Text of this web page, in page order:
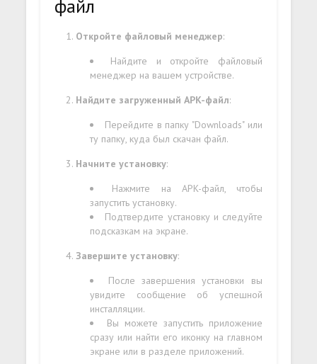
файл
Откройте файловый менеджер:
Найдите и откройте файловый
менеджер на вашем устройстве.
Найдите загруженный APK-файл:
Перейдите в папку "Downloads" или
ту папку, куда был скачан файл.
Начните установку:
Нажмите на APK-файл, чтобы
запустить установку.
Подтвердите установку и следуйте
подсказкам на экране.
Завершите установку:
После завершения установки вы
увидите сообщение об успешной
инсталляции.
Вы можете запустить приложение
сразу или найти его иконку на главном
экране или в разделе приложений.